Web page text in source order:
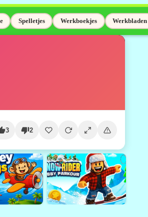
Spelletjes Werkboekjes Werkbladen
3 2